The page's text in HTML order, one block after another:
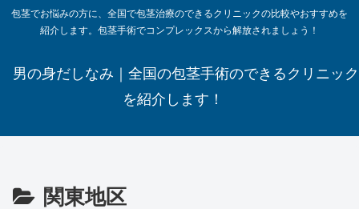
包茎でお悩みの方に、全国で包茎治療のできるクリニックの比較やおすすめを
紹介します。包茎手術でコンプレックスから解放されましょう！
男の身だしなみ｜全国の包茎手術のできるクリニック
を紹介します！
関東地区